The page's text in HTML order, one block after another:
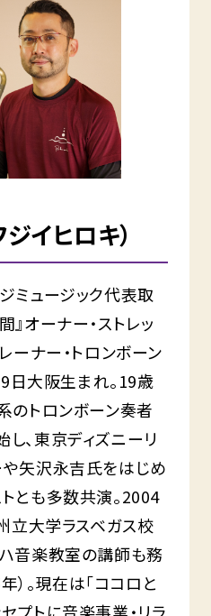
イヒロキ）
ミュージック代表取
』オーナー・ストレッ
ーナー・トロンボーン
大阪生まれ。19歳
のトロンボーン奏者
、東京ディズニーリ
や矢沢永吉氏をはじめ
とも多数共演。2004
立大学ラスベガス校
ハ音楽教室の講師も務
。現在は「ココロと